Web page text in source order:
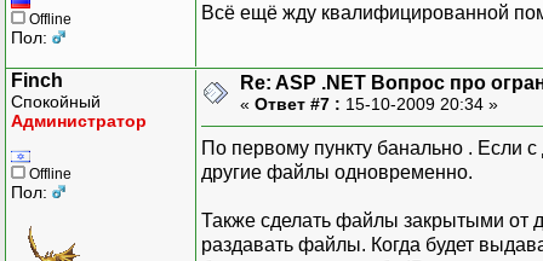
Offline
Пол:
Всё ещё жду квалифицированной
Finch
Спокойный
Администратор
Offline
Пол:
Re: ASP .NET Вопрос про
« Ответ #7 : 15-10-2009 20:34 »
По первому пункту банально . Если
другие файлы одновременно.
Также сделать файлы закрытыми от
раздавать файлы. Когда будет